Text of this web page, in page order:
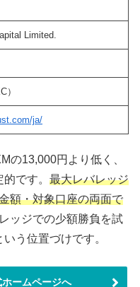
Limited.
）
ja/
の13,000円より低く、
です。 最大レバレッジ
額・対象口座の両面で
ッジでの少額勝負を試
う位置づけです。
ームページへ